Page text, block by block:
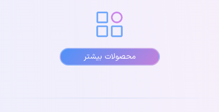
محصولات بیشتر